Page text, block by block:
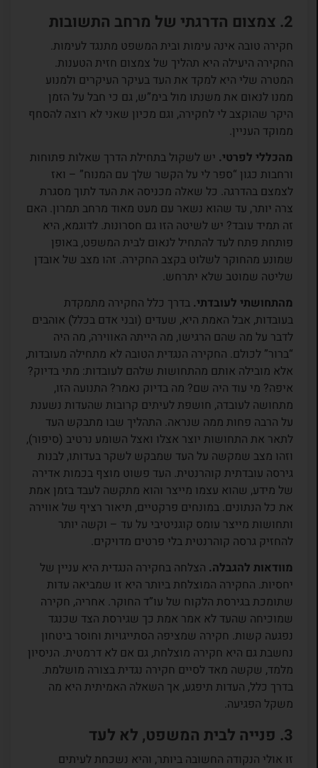
2. צמצום הדרגתי של מרחב התשובות
חקירה טובה אינה עימות ובית המשפט מתנגד לעימות.
החקירה היעילה היא תהליך של צמצום חזית הטענות.
המטרה שלי היא למקד את העד בעיקר העיקרים ולמנוע
ממנו לנאום את משנתו מול בימ”ש, גם כי חבל על הזמן
היקר שהוקצב לי לחקירה, וגם מכיון שאני לא רוצה להסחף
ממוקד העניין.
מהכללי לפרטי.יש לשקול בתחילת הדרך שאלות פתוחות
ורחבות כגון “ספר לי על הקשר שלך עם המנוח” – ואז
לצמצם בהדרגה. כל שאלה מכניסה את העד לתוך מסגרת
צרה יותר, עד שהוא נשאר עם מעט מאוד מרחב תמרון. האם
זה תמיד עובד? יש לשיטה הזו גם חסרונות. לדוגמא, היא
פותחת פתח לעד להתחיל לנאום לבית המשפט, באופן
שמונע מהחוקר לשלוט בקצב החקירה. זהו מצב של אובדן
שליטה שמוטב שלא יתרחש.
מהתחושתי לעובדתי.בדרך כלל החקירה מתמקדת
בעובדות, אבל האמת היא, שעדים (ובני אדם בכלל) אוהבים
לדבר על מה שהם הרגישו, מה הייתה האווירה, מה היה
“ברור” לכולם. החקירה הנגדית הטובה לא מתחילה מעובדות,
אלא מובילה אותם מהתחושות שלהם לעובדות: מתי בדיוק?
איפה? מי עוד היה שם? מה בדיוק נאמר? התנועה הזו,
מתחושה לעובדה, חושפת לעיתים קרובות שהעדות נשענת
על הרבה פחות ממה שנראה. התהליך שבו מתבקש העד
לתאר את התחושות יוצר אצלו ואצל השומע נרטיב (סיפור),
וזהו מצב שמקשה על העד שמבקש לשקר בעדותו, לבנות
גירסה עובדתית קוהרנטית. העד פשוט מוצף בכמות אדירה
של מידע, שהוא עצמו מייצר והוא מתקשה לעבד בזמן אמת
את כל הנתונים. במונחים פרקטיים, תיאור רציף של אווירה
ותחושות מייצר עומס קוגניטיבי על עד – וקשה יותר
להחזיק גרסה קוהרנטית בלי פרטים מדויקים.
מוודאות להגבלה.הצלחה בחקירה הנגדית היא עניין של
יחסיות. החקירה המוצלחת ביותר היא זו שמביאה עדות
שתומכת בגירסת הלקוח של עו”ד החוקר. אחריה, חקירה
שמוכיחה שהעד לא אמר אמת כך שגירסת הצד שכנגד
נפגעה קשות. חקירה שמציפה הסתייגויות וחוסר ביטחון
נחשבת גם היא חקירה מוצלחת, גם אם לא דרמטית. הניסיון
מלמד, שקשה מאד לסיים חקירה נגדית בצורה מושלמת.
בדרך כלל, העדות תיפגע, אך השאלה האמיתית היא מה
משקל הפגיעה.
3. פנייה לבית המשפט, לא לעד
זו אולי הנקודה החשובה ביותר, והיא נשכחת לעיתים